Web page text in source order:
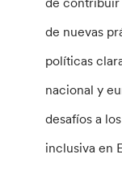
de nuevas
políticas
nacional y
desafíos a
inclusiva en